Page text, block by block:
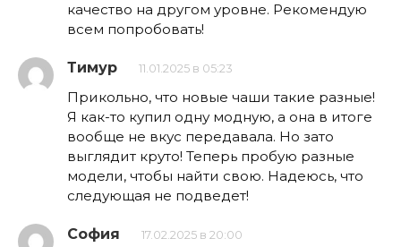
качество на другом уровне. Рекомендую
всем попробовать!
Тимур 11.01.2025 в 05:23
Прикольно, что новые чаши такие разные!
Я как-то купил одну модную, а она в итоге
вообще не вкус передавала. Но зато
выглядит круто! Теперь пробую разные
модели, чтобы найти свою. Надеюсь, что
следующая не подведет!
София 17.02.2025 в 20:00